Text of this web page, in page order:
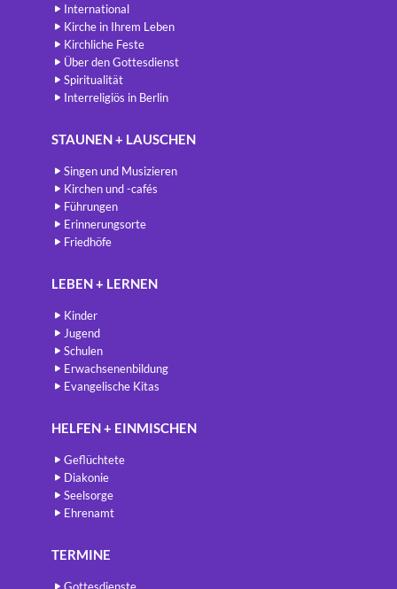
International
Kirche in Ihrem Leben
Kirchliche Feste
Über den Gottesdienst
Spiritualität
Interreligiös in Berlin
STAUNEN + LAUSCHEN
Singen und Musizieren
Kirchen und -cafés
Führungen
Erinnerungsorte
Friedhöfe
LEBEN + LERNEN
Kinder
Jugend
Schulen
Erwachsenenbildung
Evangelische Kitas
HELFEN + EINMISCHEN
Geflüchtete
Diakonie
Seelsorge
Ehrenamt
TERMINE